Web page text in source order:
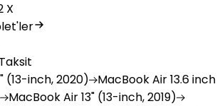
X
(13-inch, 2020) MacBookAir 13.6 inch
MacBookAir 13" (13-inch, 2019)